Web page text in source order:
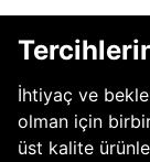
İhtiyaç ve
olman için
üst kalite